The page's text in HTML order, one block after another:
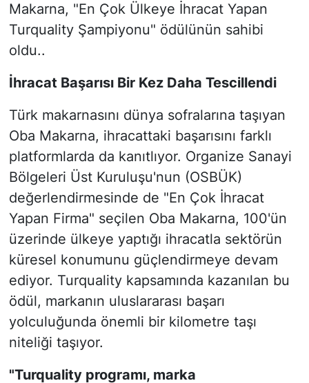
Makarna, "En Çok Ülkeye İhracat Yapan
Turquality Şampiyonu" ödülünün sahibi
oldu..
İhracat Başarısı Bir Kez Daha Tescillendi
Türk makarnasını dünya sofralarına taşıyan
Oba Makarna, ihracattaki başarısını farklı
platformlarda da kanıtlıyor. Organize Sanayi
Bölgeleri Üst Kuruluşu'nun (OSBÜK)
değerlendirmesinde de "En Çok İhracat
Yapan Firma" seçilen Oba Makarna, 100'ün
üzerinde ülkeye yaptığı ihracatla sektörün
küresel konumunu güçlendirmeye devam
ediyor. Turquality kapsamında kazanılan bu
ödül, markanın uluslararası başarı
yolculuğunda önemli bir kilometre taşı
niteliği taşıyor.
"Turquality programı, marka